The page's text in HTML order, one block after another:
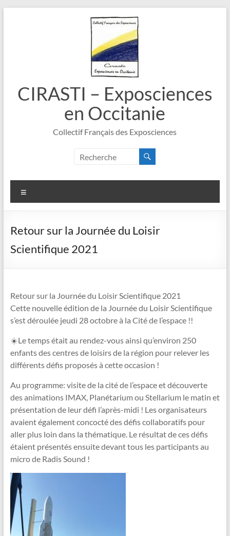
CIRASTI – Exposciences
en Occitanie
Collectif Français des Exposciences
Retour sur la Journée du Loisir
Scientifique 2021
Retour sur la Journée du Loisir Scientifique 2021
Cette nouvelle édition de la Journée du Loisir Scientifique
s’est déroulée jeudi 28 octobre à la Cité de l’espace !!
☀️Le temps était au rendez-vous ainsi qu’environ 250
enfants des centres de loisirs de la région pour relever les
différents défis proposés à cette occasion !
Au programme: visite de la cité de l’espace et découverte
des animations IMAX, Planétarium ou Stellarium le matin et
présentation de leur défi l’après-midi ! Les organisateurs
avaient également concocté des défis collaboratifs pour
aller plus loin dans la thématique. Le résultat de ces défis
étaient présentés ensuite devant tous les participants au
micro de Radis Sound !